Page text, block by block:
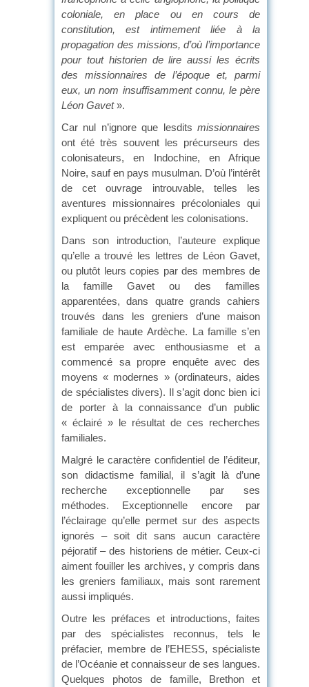
coloniale, en place ou en cours de
constitution, est intimement liée à la
propagation des missions, d’où l’importance
pour tout historien de lire aussi les écrits
des missionnaires de l’époque et, parmi
eux, un nom insuffisamment connu, le père
Léon Gavet».
Car nul n’ignore que lesdits missionnaires
ont été très souvent les précurseurs des
colonisateurs, en Indochine, en Afrique
Noire, sauf en pays musulman. D’où l’intérêt
de cet ouvrage introuvable, telles les
aventures missionnaires précoloniales qui
expliquent ou précèdent les colonisations.
Dans son introduction, l’auteure explique
qu’elle a trouvé les lettres de Léon Gavet,
ou plutôt leurs copies par des membres de
la famille Gavet ou des familles
apparentées, dans quatre grands cahiers
trouvés dans les greniers d’une maison
familiale de haute Ardèche. La famille s’en
est emparée avec enthousiasme et a
commencé sa propre enquête avec des
moyens « modernes » (ordinateurs, aides
de spécialistes divers). Il s’agit donc bien ici
de porter à la connaissance d’un public
« éclairé » le résultat de ces recherches
familiales.
Malgré le caractère confidentiel de l’éditeur,
son didactisme familial, il s’agit là d’une
recherche exceptionnelle par ses
méthodes. Exceptionnelle encore par
l’éclairage qu’elle permet sur des aspects
ignorés – soit dit sans aucun caractère
péjoratif – des historiens de métier. Ceux-ci
aiment fouiller les archives, y compris dans
les greniers familiaux, mais sont rarement
aussi impliqués.
Outre les préfaces et introductions, faites
par des spécialistes reconnus, tels le
préfacier, membre de l’EHESS, spécialiste
de l’Océanie et connaisseur de ses langues.
Quelques photos de famille, Brethon et